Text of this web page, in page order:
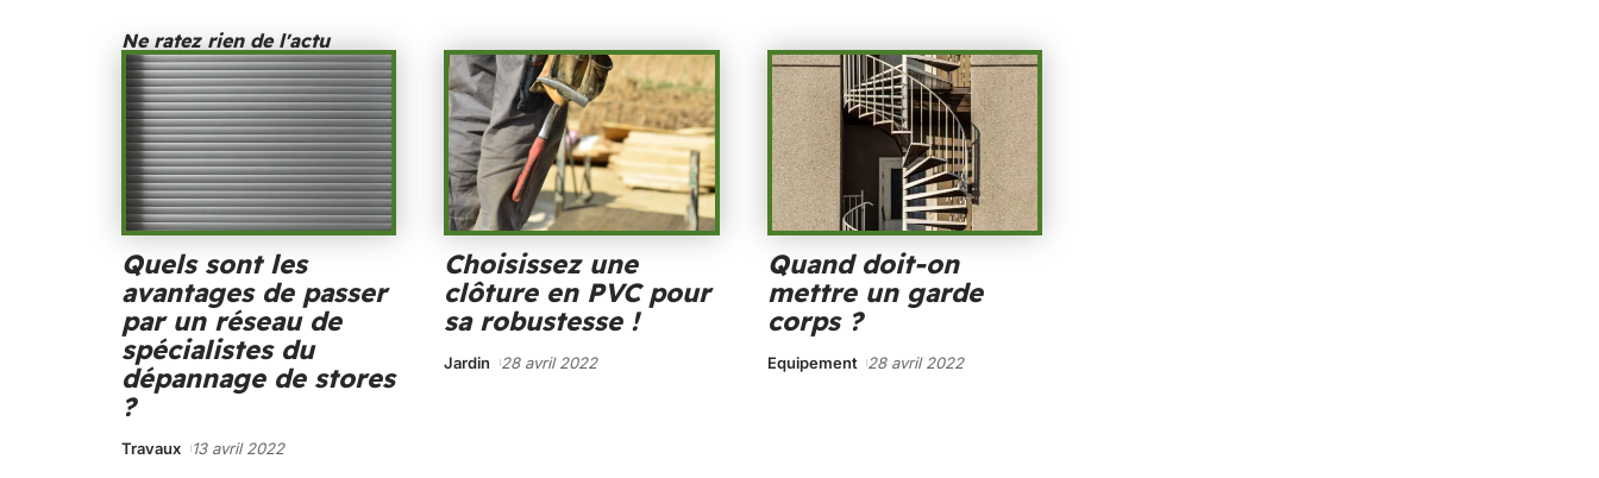
Ne ratez rien de l'actu
Quels sont les
avantages de passer
par un réseau de
spécialistes du
dépannage de stores
?
Travaux 13 avril 2022
Choisissez une
clôture en PVC pour
sa robustesse !
Jardin 28 avril 2022
Quand doit-on
mettre un garde
corps ?
Equipement 28 avril 2022